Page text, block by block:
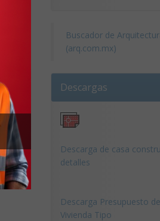
Buscador de
(arq.com.mx)
Descargas
Descarga de casa
detalles
Descarga Presupuesto
Vivienda Tipo